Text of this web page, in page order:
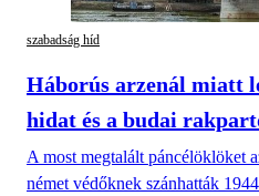
szabadság híd
Háborús arzenál miatt
hidat és a budai
A most megtalált páncélöklöket
német védőknek szánhatták